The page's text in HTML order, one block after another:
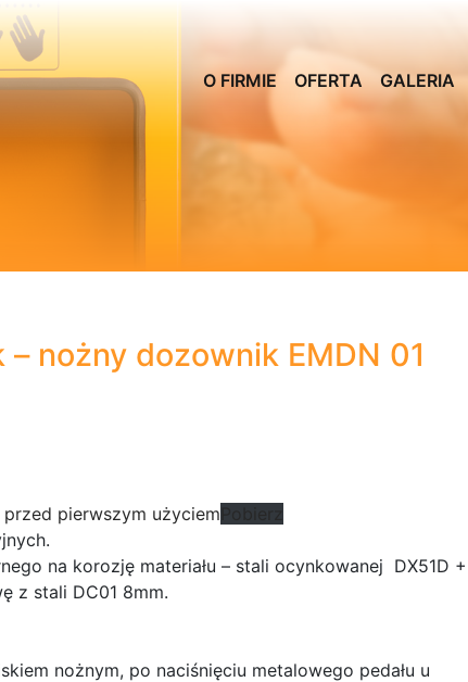
O FIRMIE OFERTA GALERIA
nożny dozownik EMDN 01
pierwszym użyciem
na korozję materiału – stali ocynkowanej DX51D +
z stali DC01 8mm.
nożnym, po naciśnięciu metalowego pedału u